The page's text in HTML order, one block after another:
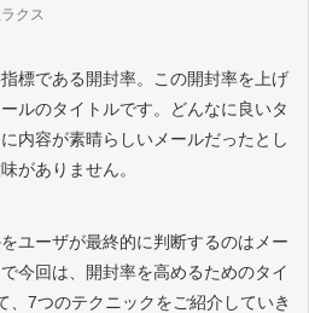
クス
標である開封率。この開封率を上げ
ルのタイトルです。どんなに良いタ
内容が素晴らしいメールだったとし
がありません。
ユーザが最終的に判断するのはメー
今回は、開封率を高めるためのタイ
、7つのテクニックをご紹介していき